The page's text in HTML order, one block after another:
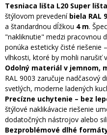
Tesniaca lišta L20 Super
štýlovom prevedení biela RAL
a štandardnou dĺžkou 4 m.
"nakliknutie" medzi pracovnou
ponúka esteticky čisté riešenie
vlhkosti, ktoré by mohli narušiť
Odolný materiál v jemnom,
RAL 9003 zaručuje nadčasový
svetlých, moderne ladených
Precízne uchytenie – bez
štýlové naklikávacie riešenie
dodatočných nástrojov alebo
Bezproblémové dlhé